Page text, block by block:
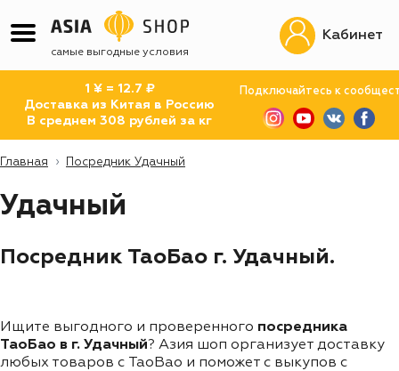
самая быстрая доставка
1 ¥ = 12.7 ₽
Доставка из Китая в Россию
В среднем 308 рублей за кг
Подключайтесь к
Кабинет
Главная Посредник Удачный
Удачный
Посредник ТаоБао г. Удачный.
Ищите выгодного и проверенного посредника
ТаоБао в г. Удачный? Азия шоп организует доставку
любых товаров с TaoBao и поможет с выкупов с